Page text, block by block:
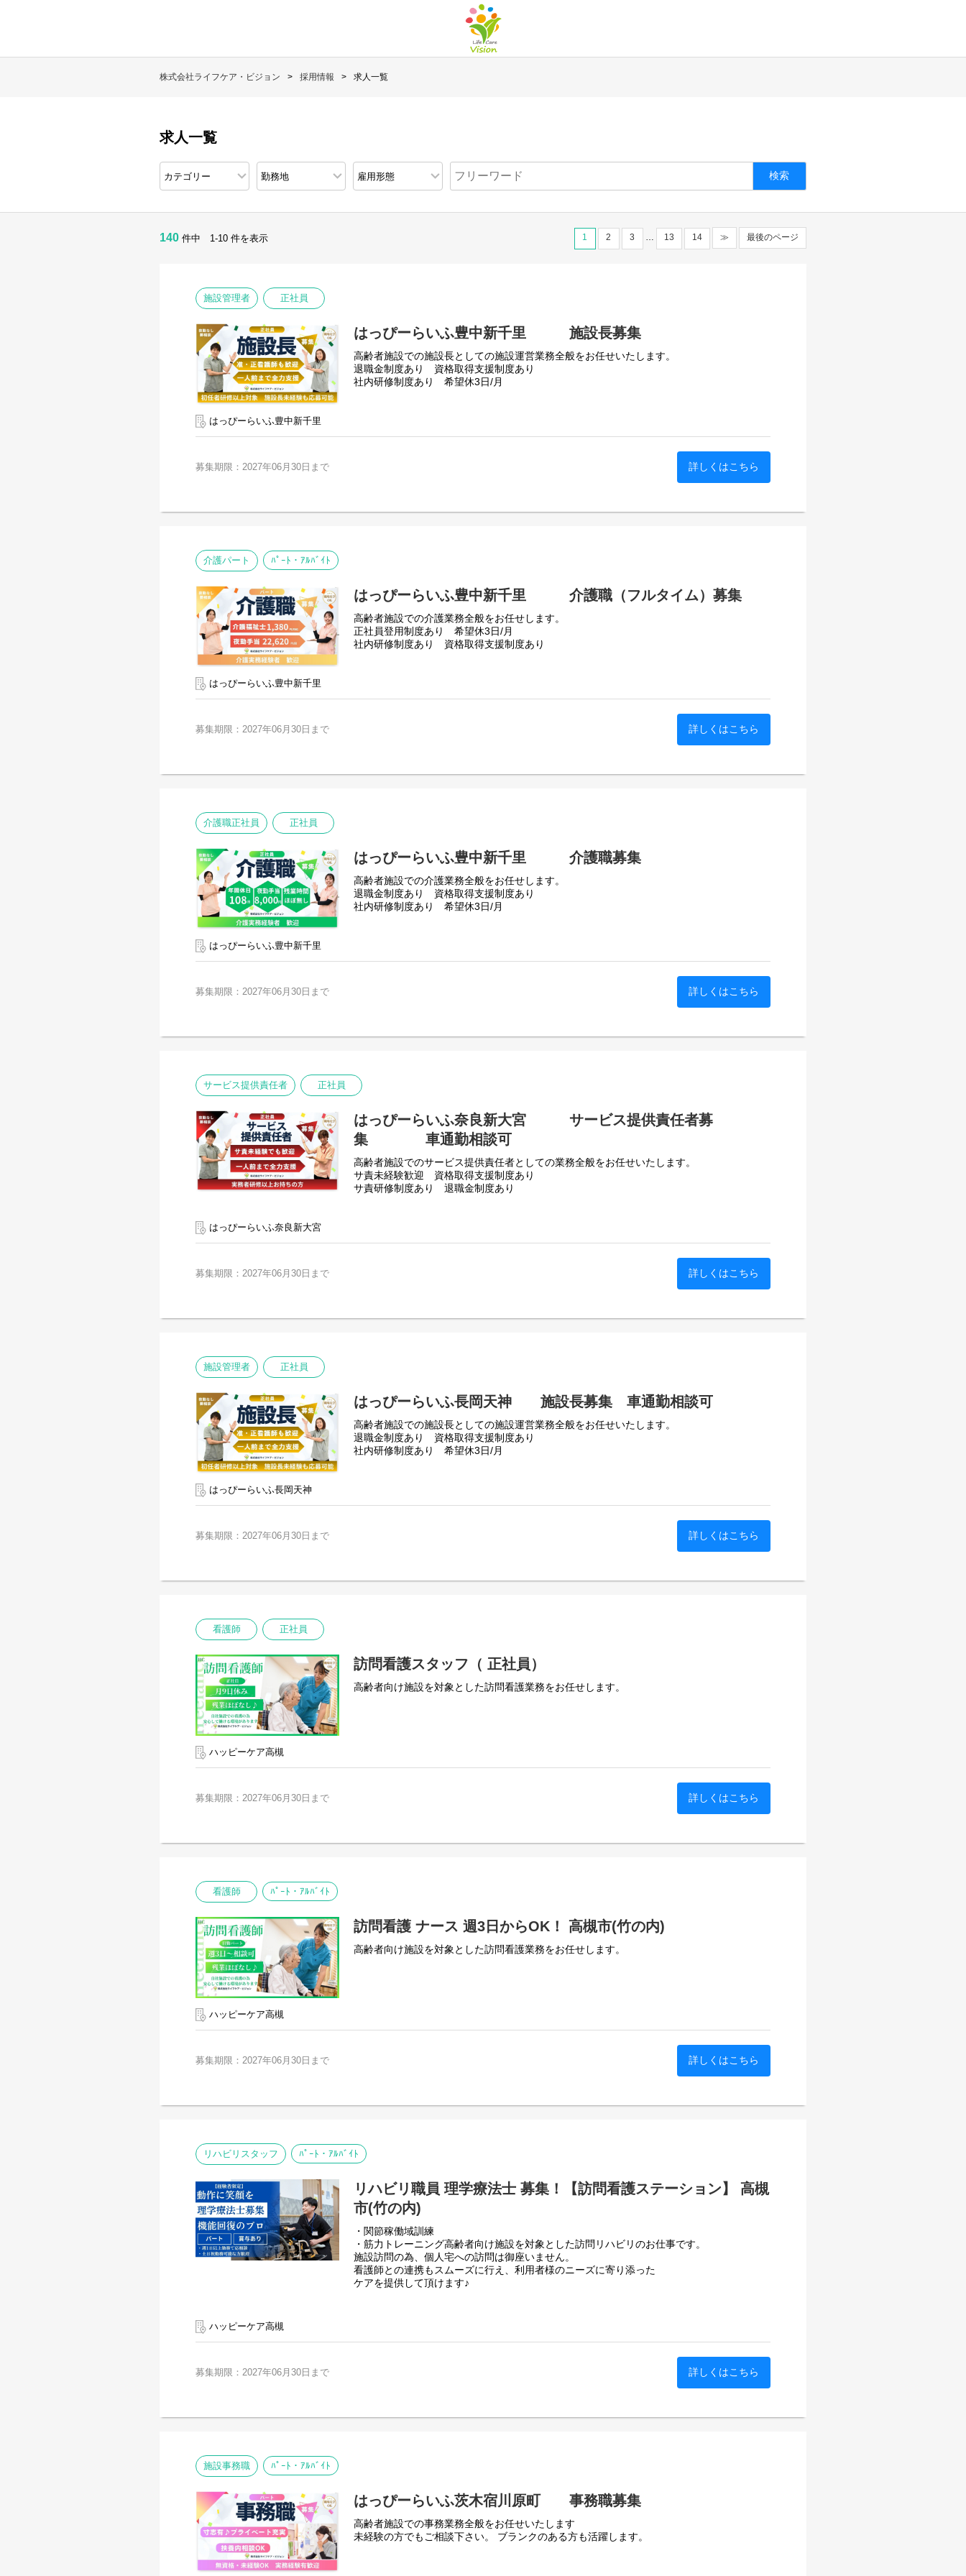
株式会社ライフケア・ビジョン 採用情報 求人一覧
求人一覧
140 件中 1-10 件を表示 1 2 3 … 13 14 ≫ 最後のページ
施設管理者 正社員
はっぴーらいふ豊中新千里 施設長募集
高齢者施設での施設長としての施設運営業務全般をお任せいたします。
退職金制度あり 資格取得支援制度あり
社内研修制度あり 希望休3日/月
はっぴーらいふ豊中新千里
募集期限：2027年06月30日まで 詳しくはこちら
介護パート ﾊﾟｰﾄ・ｱﾙﾊﾞｲﾄ
はっぴーらいふ豊中新千里 介護職（フルタイム）募集
高齢者施設での介護業務全般をお任せします。
正社員登用制度あり 希望休3日/月
社内研修制度あり 資格取得支援制度あり
はっぴーらいふ豊中新千里
募集期限：2027年06月30日まで 詳しくはこちら
介護職正社員 正社員
はっぴーらいふ豊中新千里 介護職募集
高齢者施設での介護業務全般をお任せします。
退職金制度あり 資格取得支援制度あり
社内研修制度あり 希望休3日/月
はっぴーらいふ豊中新千里
募集期限：2027年06月30日まで 詳しくはこちら
サービス提供責任者 正社員
はっぴーらいふ奈良新大宮 サービス提供責任者募
集 車通勤相談可
高齢者施設でのサービス提供責任者としての業務全般をお任せいたします。
サ責未経験歓迎 資格取得支援制度あり
サ責研修制度あり 退職金制度あり
はっぴーらいふ奈良新大宮
募集期限：2027年06月30日まで 詳しくはこちら
施設管理者 正社員
はっぴーらいふ長岡天神 施設長募集 車通勤相談可
高齢者施設での施設長としての施設運営業務全般をお任せいたします。
退職金制度あり 資格取得支援制度あり
社内研修制度あり 希望休3日/月
はっぴーらいふ長岡天神
募集期限：2027年06月30日まで 詳しくはこちら
看護師 正社員
訪問看護スタッフ（ 正社員）
高齢者向け施設を対象とした訪問看護業務をお任せします。
ハッピーケア高槻
募集期限：2027年06月30日まで 詳しくはこちら
看護師 ﾊﾟｰﾄ・ｱﾙﾊﾞｲﾄ
訪問看護 ナース 週3日からOK！ 高槻市(竹の内)
高齢者向け施設を対象とした訪問看護業務をお任せします。
ハッピーケア高槻
募集期限：2027年06月30日まで 詳しくはこちら
リハビリスタッフ ﾊﾟｰﾄ・ｱﾙﾊﾞｲﾄ
リハビリ職員 理学療法士 募集！【訪問看護ステーション】 高槻
市(竹の内)
・関節稼働域訓練
・筋力トレーニング高齢者向け施設を対象とした訪問リハビリのお仕事です。
施設訪問の為、個人宅への訪問は御座いません。
看護師との連携もスムーズに行え、利用者様のニーズに寄り添った
ケアを提供して頂けます♪
・リラクゼーション
ハッピーケア高槻
募集期限：2027年06月30日まで 詳しくはこちら
施設事務職 ﾊﾟｰﾄ・ｱﾙﾊﾞｲﾄ
はっぴーらいふ茨木宿川原町 事務職募集
高齢者施設での事務業務全般をお任せいたします
未経験の方でもご相談下さい。 ブランクのある方も活躍します。